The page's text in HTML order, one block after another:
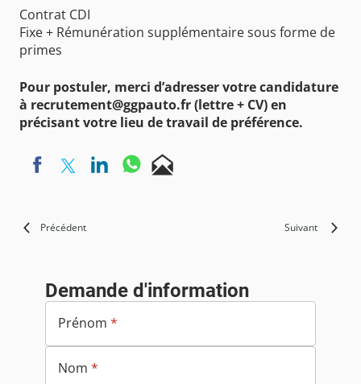
Contrat CDI
Fixe + Rémunération supplémentaire sous forme de
primes
Pour postuler, merci d’adresser votre candidature
à recrutement@ggpauto.fr(lettre + CV) en
précisant votre lieu de travail de préférence.
Précédent Suivant
Demande d'information
Prénom *
Nom *